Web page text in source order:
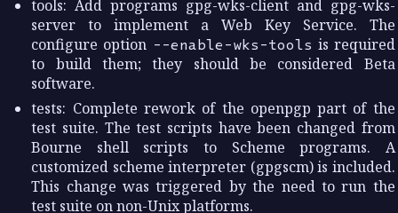
tools: Add programs gpg-wks-client and gpg-wks-
server to implement a Web Key Service. The
configure option --enable-wks-tools is required
to build them; they should be considered Beta
software.
tests: Complete rework of the openpgp part of the
test suite. The test scripts have been changed from
Bourne shell scripts to Scheme programs. A
customized scheme interpreter (gpgscm) is included.
This change was triggered by the need to run the
test suite on non-Unix platforms.